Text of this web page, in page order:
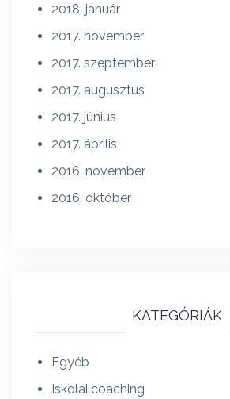
2018. január
2017. november
2017. szeptember
2017. augusztus
2017. június
2017. április
2016. november
2016. október
KATEGÓRIÁK
Egyéb
Iskolai coaching